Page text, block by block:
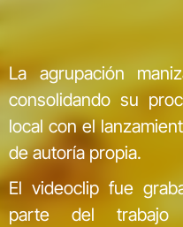
La agrupación
consolidando su
local con el
de autoría propia.
El videoclip fue
parte del